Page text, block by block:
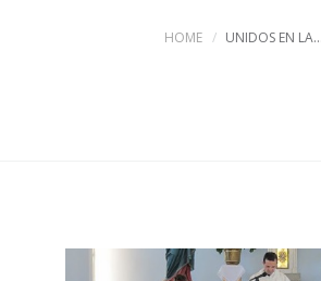
HOME UNIDOS EN LA...